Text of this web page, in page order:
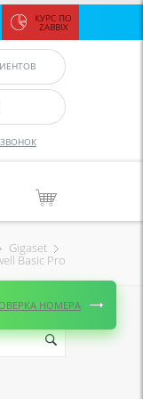
КУРС ПО
ZABBIX
Gigaset
Basic Pro
НОМЕРА